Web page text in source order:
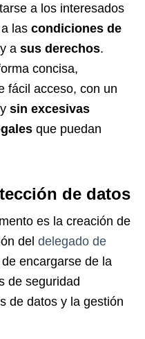
a los interesados
las condiciones de
y a sus derechos.
concisa,
fácil acceso, con un
sin excesivas
que puedan
de datos
es la creación de
del delegado de
encargarse de la
de seguridad
de datos y la gestión